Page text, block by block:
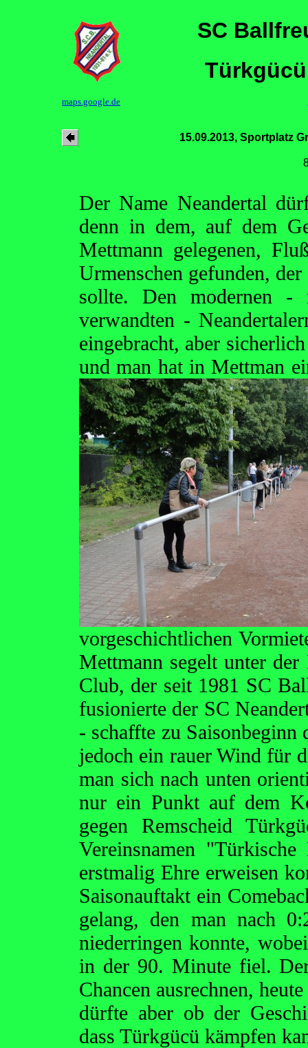
SC
maps.google.de
15.09.2013, Sportplatz
Der Name Neandertal
denn in dem, auf dem
Mettmann gelegenen,
Urmenschen gefunden,
sollte. Den modernen
verwandten -
eingebracht, aber
und man hat in Mettman
vorgeschichtlichen
Mettmann segelt unter der
Club, der seit 1981 SC
fusionierte der SC
- schaffte zu
jedoch ein rauer Wind für
man sich nach unten
nur ein Punkt auf dem
gegen Remscheid
Vereinsnamen
erstmalig Ehre erweisen
Saisonauftakt ein
gelang, den man nach
niederringen konnte,
in der 90. Minute fiel.
Chancen ausrechnen,
dürfte aber ob der
dass Türkgücü kämpfen